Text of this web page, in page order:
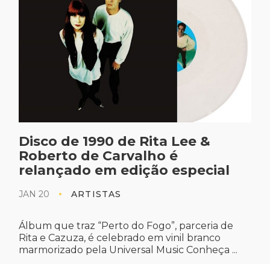
Disco de 1990 de Rita Lee &
Roberto de Carvalho é
relançado em edição especial
JAN 20 ARTISTAS
Álbum que traz “Perto do Fogo”, parceria de
Rita e Cazuza, é celebrado em vinil branco
marmorizado pela Universal Music Conheça ...